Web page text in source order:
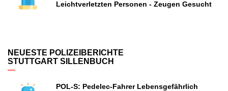
Leichtverletzten Personen - Zeugen Gesucht
NEUESTE POLIZEIBERICHTE
STUTTGART SILLENBUCH
POL-S: Pedelec-Fahrer Lebensgefährlich